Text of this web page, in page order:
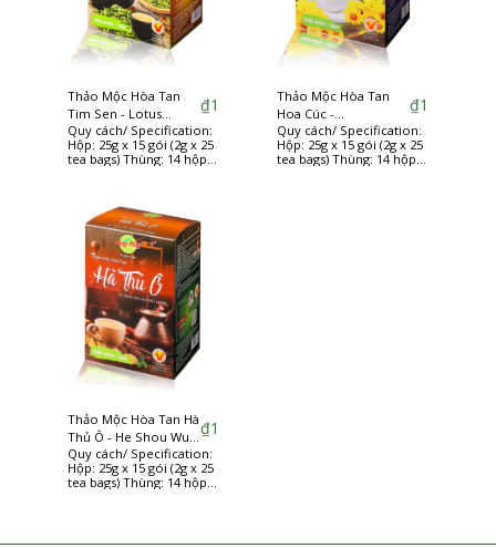
Thảo Mộc Hòa Tan
Tim Sen - Lotus
Plumule instant herbs
₫1
Quy cách/ Specification:
Hộp: 25g x 15 gói (2g x 25
tea bags) Thùng: 14 hộp
Thảo Mộc Hòa Tan
Hoa Cúc -
Chrysanthemum
instant herbs
₫1
Quy cách/ Specification:
Hộp: 25g x 15 gói (2g x 25
tea bags) Thùng: 14 hộp
Thảo Mộc Hòa Tan Hà
Thủ Ô - He Shou Wu
instant herbs
₫1
Quy cách/ Specification:
Hộp: 25g x 15 gói (2g x 25
tea bags) Thùng: 14 hộp